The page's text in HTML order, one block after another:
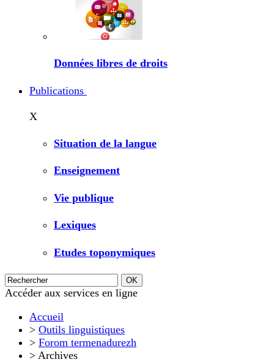
Données libres de droits
Publications
X
Situation de la langue
Enseignement
Vie publique
Lexiques
Etudes toponymiques
Accéder aux services en ligne
Accueil
> Outils linguistiques
> Forom termenadurezh
> Archives